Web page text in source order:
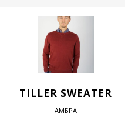
TILLER SWEATER
АМБРА